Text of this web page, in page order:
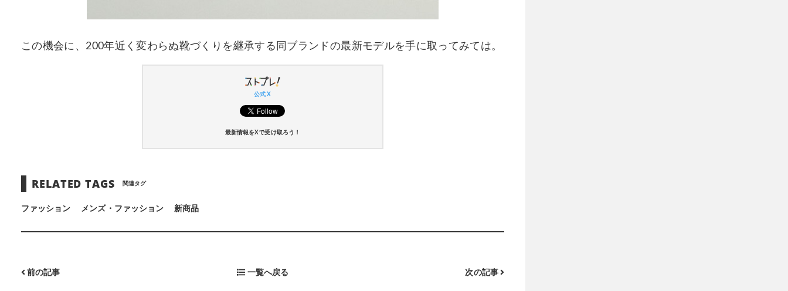
この機会に、200年近く変わらぬ靴づくりを継承する同ブランドの最新モデルを手に取ってみては。
公式 X
最新情報をXで受け取ろう！
RELATED TAGS 関連タグ
ファッション メンズ・ファッション 新商品
前の記事 一覧へ戻る 次の記事